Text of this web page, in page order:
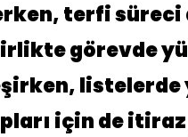
terfi süreci
görevde
listelerde
için de itiraz